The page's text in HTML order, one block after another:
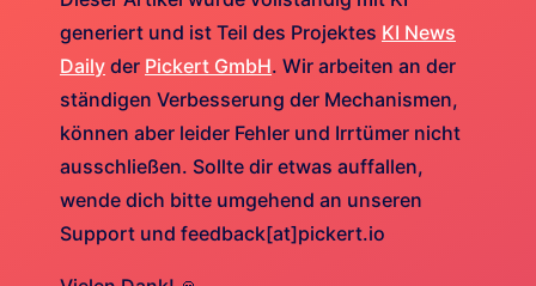
generiert und ist Teil des Projektes KI News
Daily der Pickert GmbH. Wir arbeiten an der
ständigen Verbesserung der Mechanismen,
können aber leider Fehler und Irrtümer nicht
ausschließen. Sollte dir etwas auffallen,
wende dich bitte umgehend an unseren
Support und feedback[at]pickert.io